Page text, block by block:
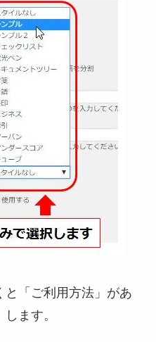
と「ご利用方法」があ
ます。